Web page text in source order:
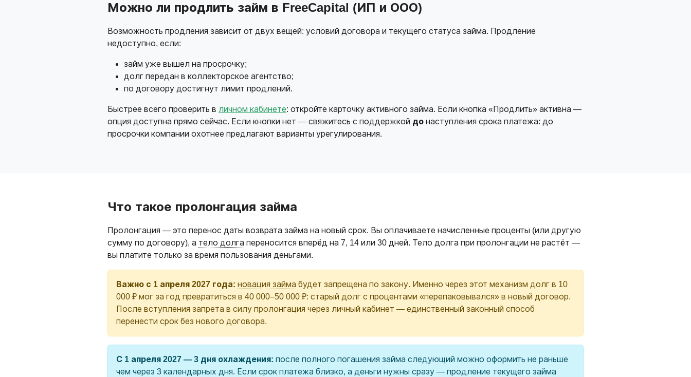
Можно ли продлить займ в FreeCapital (ИП и ООО)
Возможность продления зависит от двух вещей: условий договора и текущего статуса займа. Продление
недоступно, если:
займ уже вышел на просрочку;
долг передан в коллекторское агентство;
по договору достигнут лимит продлений.
Быстрее всего проверить в личном кабинете: откройте карточку активного займа. Если кнопка «Продлить» активна —
опция доступна прямо сейчас. Если кнопки нет — свяжитесь с поддержкой до наступления срока платежа: до
просрочки компании охотнее предлагают варианты урегулирования.
Что такое пролонгация займа
Пролонгация — это перенос даты возврата займа на новый срок. Вы оплачиваете начисленные проценты (или другую
сумму по договору), а тело долга переносится вперёд на 7, 14 или 30 дней. Тело долга при пролонгации не растёт —
вы платите только за время пользования деньгами.
Важно с 1 апреля 2027 года: новация займа будет запрещена по закону. Именно через этот механизм долг в 10
000 ₽ мог за год превратиться в 40 000–50 000 ₽: старый долг с процентами «перепаковывался» в новый договор.
После вступления запрета в силу пролонгация через личный кабинет — единственный законный способ
перенести срок без нового договора.
С 1 апреля 2027 — 3 дня охлаждения: после полного погашения займа следующий можно оформить не раньше
чем через 3 календарных дня. Если срок платежа близко, а деньги нужны сразу — продление текущего займа